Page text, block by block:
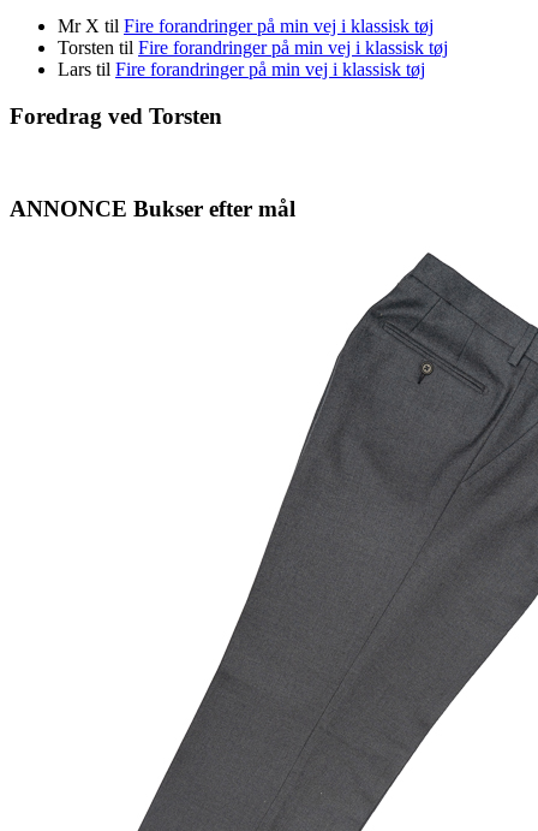
Mr X til Fire forandringer på min vej i klassisk tøj
Torsten til Fire forandringer på min vej i klassisk tøj
Lars til Fire forandringer på min vej i klassisk tøj
Foredrag ved Torsten
ANNONCE Bukser efter mål